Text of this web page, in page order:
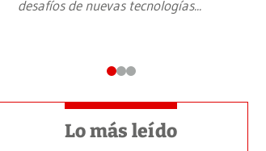
desafíos de nuevas tecnologías...
Lo más leído